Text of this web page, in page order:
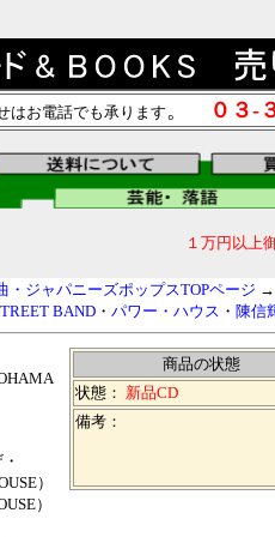
はお電話でも承ります。 ０３-
１万円以上
・ジャパニーズポップスTOPページ →
BAND・ パワー・ハウス ・ 陳信
）
）
商品の状態
状態： 新品CD
備考：